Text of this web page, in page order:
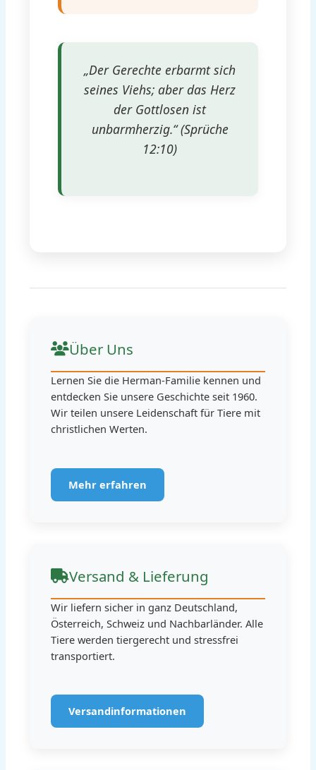
„Der Gerechte erbarmt sich
seines Viehs; aber das Herz
der Gottlosen ist
unbarmherzig.“ (Sprüche
12:10)
Über Uns
Lernen Sie die Herman-Familie kennen und
entdecken Sie unsere Geschichte seit 1960.
Wir teilen unsere Leidenschaft für Tiere mit
christlichen Werten.
Mehr erfahren
Versand & Lieferung
Wir liefern sicher in ganz Deutschland,
Österreich, Schweiz und Nachbarländer. Alle
Tiere werden tiergerecht und stressfrei
transportiert.
Versandinformationen